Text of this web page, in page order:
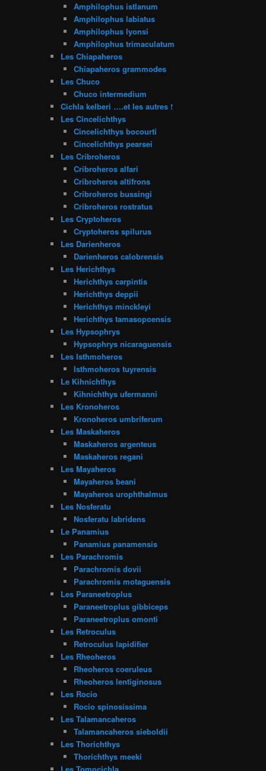
Amphilophus istlanum
Amphilophus labiatus
Amphilophus lyonsi
Amphilophus trimaculatum
Les Chiapaheros
Chiapaheros grammodes
Les Chuco
Chuco intermedium
Cichla kelberi ….et les autres !
Les Cincelichthys
Cincelichthys bocourti
Cincelichthys pearsei
Les Cribroheros
Cribroheros alfari
Cribroheros altifrons
Cribroheros bussingi
Cribroheros rostratus
Les Cryptoheros
Cryptoheros spilurus
Les Darienheros
Darienheros calobrensis
Les Herichthys
Herichthys carpintis
Herichthys deppii
Herichthys minckleyi
Herichthys tamasopoensis
Les Hypsophrys
Hypsophrys nicaraguensis
Les Isthmoheros
Isthmoheros tuyrensis
Le Kihnichthys
Kihnichthys ufermanni
Les Kronoheros
Kronoheros umbriferum
Les Maskaheros
Maskaheros argenteus
Maskaheros regani
Les Mayaheros
Mayaheros beani
Mayaheros urophthalmus
Les Nosferatu
Nosferatu labridens
Le Panamius
Panamius panamensis
Les Parachromis
Parachromis dovii
Parachromis motaguensis
Les Paraneetroplus
Paraneetroplus gibbiceps
Paraneetroplus omonti
Les Retroculus
Retroculus lapidifier
Les Rheoheros
Rheoheros coeruleus
Rheoheros lentiginosus
Les Rocio
Rocio spinosissima
Les Talamancaheros
Talamancaheros sieboldii
Les Thorichthys
Thorichthys meeki